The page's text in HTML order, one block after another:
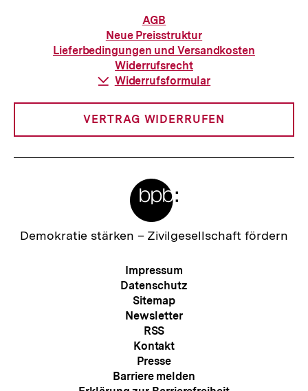
Informationen
zur
Bestellung
AGB
Neue Preisstruktur
Lieferbedingungen und Versandkosten
Widerrufsrecht
Download-
Widerrufsformular
VERTRAG WIDERRUFEN
Zur
Demokratie stärken – Zivilgesellschaft fördern
Meta-
Navigation
Impressum
Datenschutz
Sitemap
Newsletter
RSS
Kontakt
Presse
Barriere melden